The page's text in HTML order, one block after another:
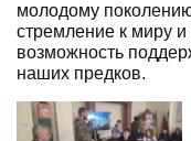
молодому
стремление к миру
возможность
наших предков.